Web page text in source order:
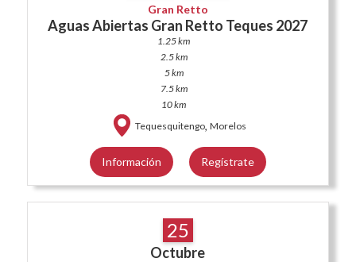
Gran Retto
Aguas Abiertas Gran Retto Teques 2027
1.25 km
2.5 km
5 km
7.5 km
10 km
Tequesquitengo, Morelos
Información Regístrate
25
Octubre